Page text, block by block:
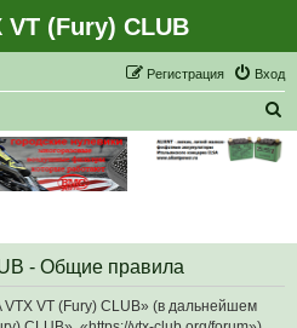
VT (Fury) CLUB
Вход
Регистрация
- Общие правила
VT (Fury) CLUB» (в дальнейшем